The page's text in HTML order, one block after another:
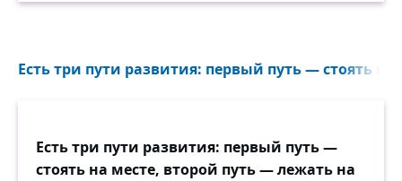
Есть три пути развития: первый путь — стоять на
Есть три пути развития: первый путь —
стоять на месте, второй путь — лежать на